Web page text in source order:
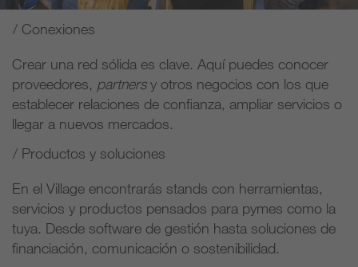
/ Conexiones
Crear una red sólida es clave. Aquí puedes conocer
proveedores, partnersy otros negocios con los que
establecer relaciones de confianza, ampliar servicios o
llegar a nuevos mercados.
/ Productos y soluciones
En el Village encontrarás stands con herramientas,
servicios y productos pensados para pymes como la
tuya. Desde software de gestión hasta soluciones de
financiación, comunicación o sostenibilidad.